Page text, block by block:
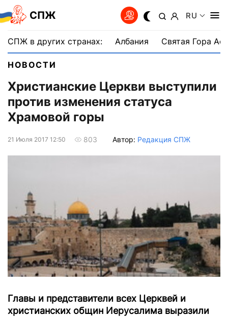
СПЖ RU
СПЖ в других странах: Албания Святая Гора
НОВОСТИ
Христианские Церкви выступили
против изменения статуса
Храмовой горы
21 Июля 2017 12:50 803 Автор: Редакция СПЖ
Главы и представители всех Церквей и
христианских общин Иерусалима выразили